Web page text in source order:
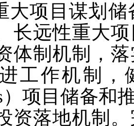
大项目谋划
长远性重大
体制机制，
工作机制，
）项目储备和
资落地机制